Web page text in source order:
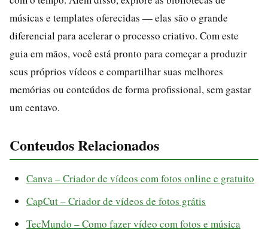
músicas e templates oferecidas — elas são o grande
diferencial para acelerar o processo criativo. Com este
guia em mãos, você está pronto para começar a produzir
seus próprios vídeos e compartilhar suas melhores
memórias ou conteúdos de forma profissional, sem gastar
um centavo.
Conteudos Relacionados
Canva – Criador de vídeos com fotos online e gratuito
CapCut – Criador de vídeos de fotos grátis
TecMundo – Como fazer vídeo com fotos e música